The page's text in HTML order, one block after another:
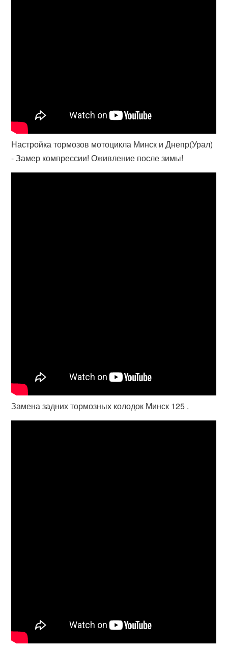
Настройка тормозов мотоцикла Минск и Днепр(Урал)
- Замер компрессии! Оживление после зимы!
Замена задних тормозных колодок Минск 125 .